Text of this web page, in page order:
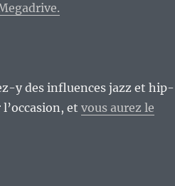
y des influences jazz et hip-
et vous aurez le